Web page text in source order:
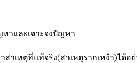
และเจาะจงปัญหา
ตุที่แท้จริง(สาเหตุรากเหง้า)ได้อย่